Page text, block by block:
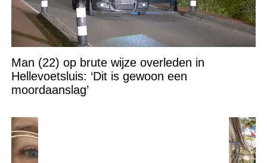
Man (22) op brute wijze overleden in
Hellevoetsluis: ‘Dit is gewoon een
moordaanslag’